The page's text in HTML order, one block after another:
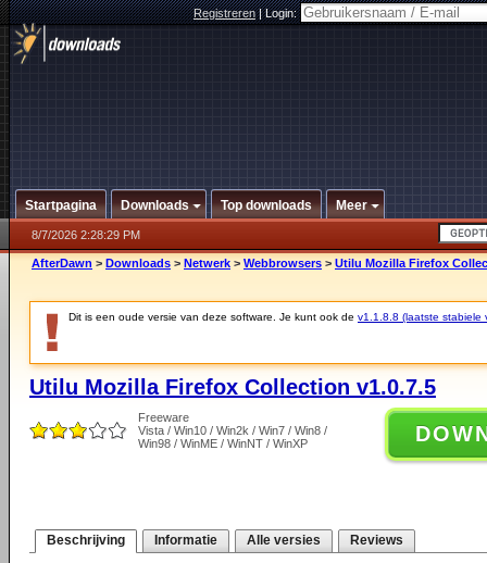
Registreren|Login:
Startpagina Downloads Top downloads Meer
8/7/2026 2:28:29 PM
AfterDawn > Downloads > Netwerk > Webbrowsers > Utilu Mozilla Firefox
Dit is een oude versie van deze software. Je kunt ook de v1.1.8.8 (laatste stabiele
Utilu Mozilla Firefox Collection v1.0.7.5
Freeware
Vista / Win10 / Win2k / Win7 / Win8 /
Win98 / WinME / WinNT / WinXP
Beschrijving Informatie Alle versies Reviews